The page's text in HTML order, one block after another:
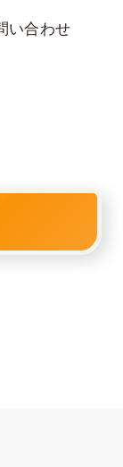
い合わせ